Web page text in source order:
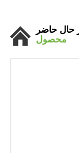
حال حاضر
محصول